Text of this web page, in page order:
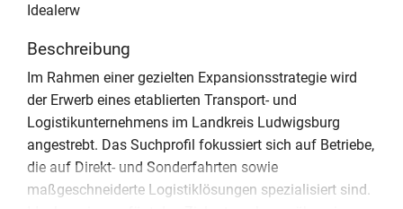
Idealerw
Beschreibung
Im Rahmen einer gezielten Expansionsstrategie wird
der Erwerb eines etablierten Transport- und
Logistikunternehmens im Landkreis Ludwigsburg
angestrebt. Das Suchprofil fokussiert sich auf Betriebe,
die auf Direkt- und Sonderfahrten sowie
maßgeschneiderte Logistiklösungen spezialisiert sind.